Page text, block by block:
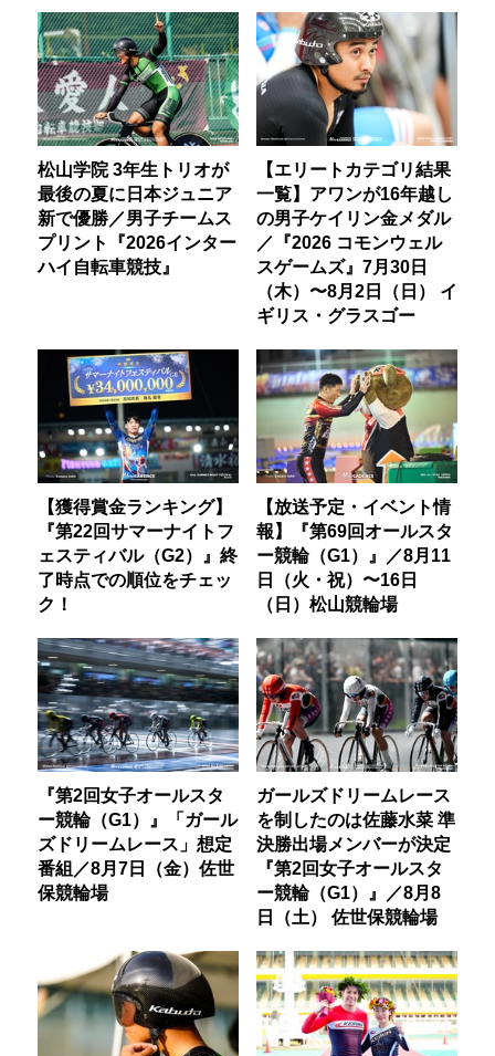
松山学院 3年生トリオが
最後の夏に日本ジュニア
新で優勝／男子チームス
プリント『2026インター
ハイ自転車競技』
【エリートカテゴリ結果
一覧】アワンが16年越し
の男子ケイリン金メダル
／『2026 コモンウェル
スゲームズ』7月30日
（木）〜8月2日（日） イ
ギリス・グラスゴー
【獲得賞金ランキング】
『第22回サマーナイトフ
ェスティバル（G2）』終
了時点での順位をチェッ
ク！
【放送予定・イベント情
報】『第69回オールスタ
ー競輪（G1）』／8月11
日（火・祝）〜16日
（日）松山競輪場
『第2回女子オールスタ
ー競輪（G1）』「ガール
ズドリームレース」想定
番組／8月7日（金）佐世
保競輪場
ガールズドリームレース
を制したのは佐藤水菜 準
決勝出場メンバーが決定
『第2回女子オールスタ
ー競輪（G1）』／8月8
日（土） 佐世保競輪場